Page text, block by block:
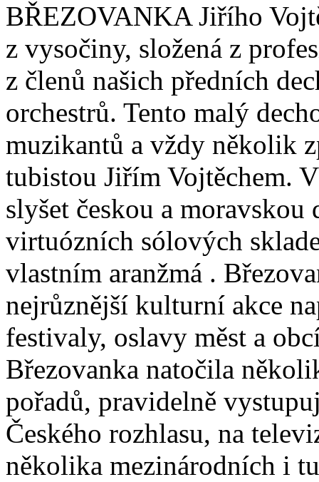
BŘEZOVANKA Jiřího
z vysočiny, složená z
z členů našich předních
orchestrů. Tento malý
muzikantů a vždy několik
tubistou Jiřím Vojtěchem.
slyšet českou a
virtuózních sólových
vlastním aranžmá .
nejrůznější kulturní akce
festivaly, oslavy měst a
Březovanka natočila
pořadů, pravidelně
Českého rozhlasu, na
několika mezinárodních i